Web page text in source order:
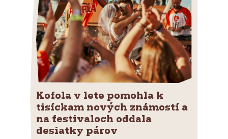
Kofola v lete pomohla k
tisíckam nových známostí a
na festivaloch oddala
desiatky párov